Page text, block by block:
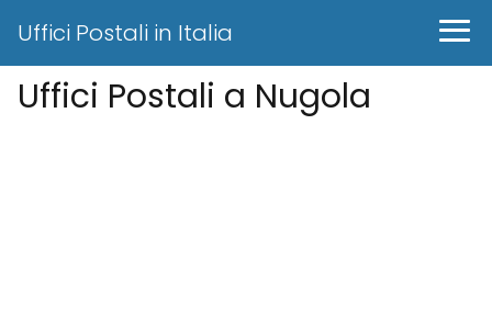
Uffici Postali in Italia
Uffici Postali a Nugola